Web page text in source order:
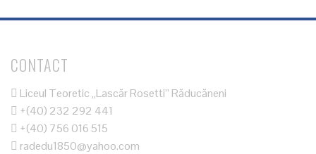
CONTACT
Liceul Teoretic „Lascăr Rosetti” Răducăneni
+(40) 232 292 441
+(40) 756 016 515
radedu1850@yahoo.com